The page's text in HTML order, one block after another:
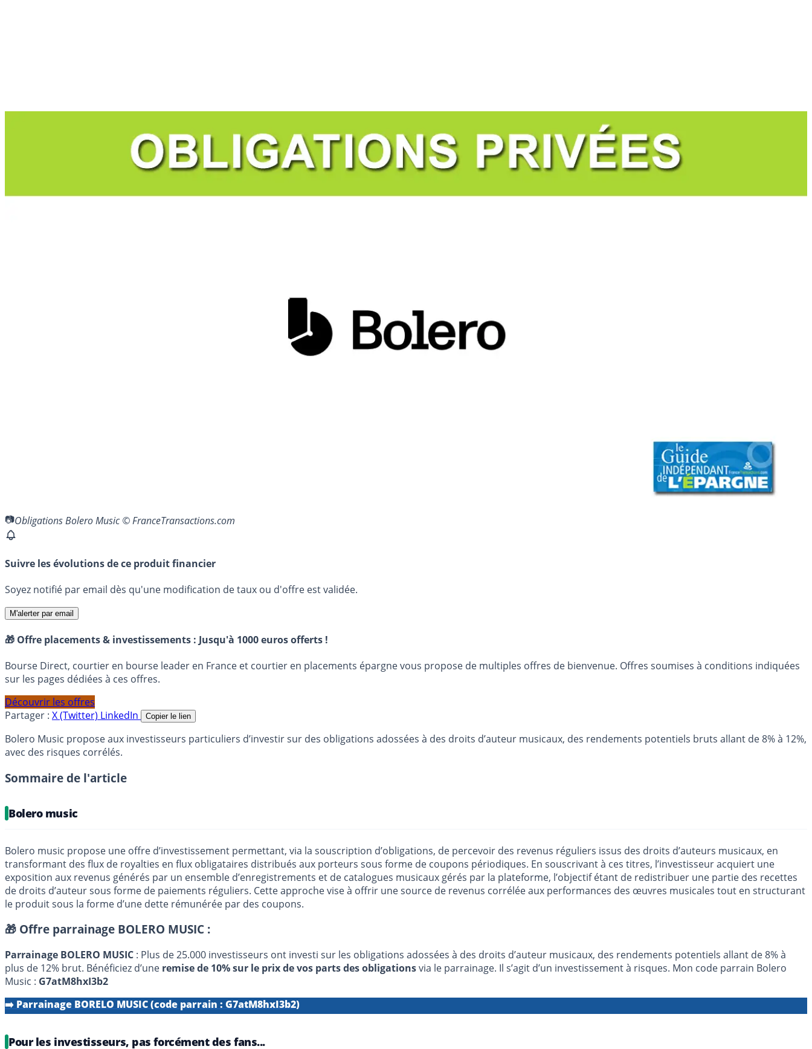
Obligations Bolero Music © FranceTransactions.com
Suivre les évolutions de ce produit financier
Soyez notifié par email dès qu'une modification de taux ou d'offre est validée.
M'alerter par email
🎁 Offre placements & investissements : Jusqu'à 1000 euros offerts !
Bourse Direct, courtier en bourse leader en France et courtier en placements épargne vous propose de multiples offres de bienvenue. Offres soumises à conditions indiquées
sur les pages dédiées à ces offres.
Découvrir les offres
Partager : X (Twitter) LinkedIn Copier le lien
Bolero Music propose aux investisseurs particuliers d’investir sur des obligations adossées à des droits d’auteur musicaux, des rendements potentiels bruts allant de 8% à 12%,
avec des risques corrélés.
Sommaire de l'article
Bolero music
Bolero music propose une offre d’investissement permettant, via la souscription d’obligations, de percevoir des revenus réguliers issus des droits d’auteurs musicaux, en
transformant des flux de royalties en flux obligataires distribués aux porteurs sous forme de coupons périodiques. En souscrivant à ces titres, l’investisseur acquiert une
exposition aux revenus générés par un ensemble d’enregistrements et de catalogues musicaux gérés par la plateforme, l’objectif étant de redistribuer une partie des recettes
de droits d’auteur sous forme de paiements réguliers. Cette approche vise à offrir une source de revenus corrélée aux performances des œuvres musicales tout en structurant
le produit sous la forme d’une dette rémunérée par des coupons.
🎁 Offre parrainage BOLERO MUSIC :
Parrainage BOLERO MUSIC : Plus de 25.000 investisseurs ont investi sur les obligations adossées à des droits d’auteur musicaux, des rendements potentiels allant de 8% à
plus de 12% brut. Bénéficiez d’une remise de 10% sur le prix de vos parts des obligationsvia le parrainage. Il s’agit d’un investissement à risques. Mon code parrain Bolero
Music : G7atM8hxI3b2
➡️ Parrainage BORELO MUSIC (code parrain : G7atM8hxI3b2)
Pour les investisseurs, pas forcément des fans...